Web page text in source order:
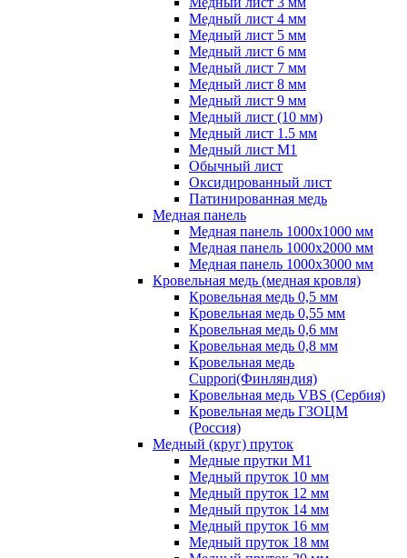
Медный лист 4 мм
Медный лист 5 мм
Медный лист 6 мм
Медный лист 7 мм
Медный лист 8 мм
Медный лист 9 мм
Медный лист (10 мм)
Медный лист 1.5 мм
Медный лист М1
Обычный лист
Оксидированный лист
Патинированная медь
Медная панель
Медная панель 1000x1000 мм
Медная панель 1000x2000 мм
Медная панель 1000x3000 мм
Кровельная медь (медная кровля)
Кровельная медь 0,5 мм
Кровельная медь 0,55 мм
Кровельная медь 0,6 мм
Кровельная медь 0,8 мм
Кровельная медь
Cuppori(Финляндия)
Кровельная медь VBS (Сербия)
Кровельная медь ГЗОЦМ
(Россия)
Медный (круг) пруток
Медные прутки М1
Медный пруток 10 мм
Медный пруток 12 мм
Медный пруток 14 мм
Медный пруток 16 мм
Медный пруток 18 мм